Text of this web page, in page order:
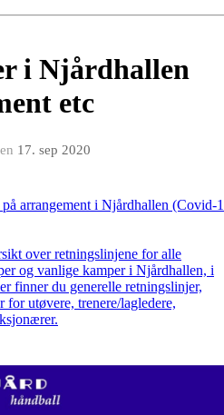
i Njårdhallen
etc
17. sep 2020
arrangement i Njårdhallen (Covid-
over retningslinjene for alle
og vanlige kamper i Njårdhallen, i
finner du generelle retningslinjer,
for utøvere, trenere/lagledere,